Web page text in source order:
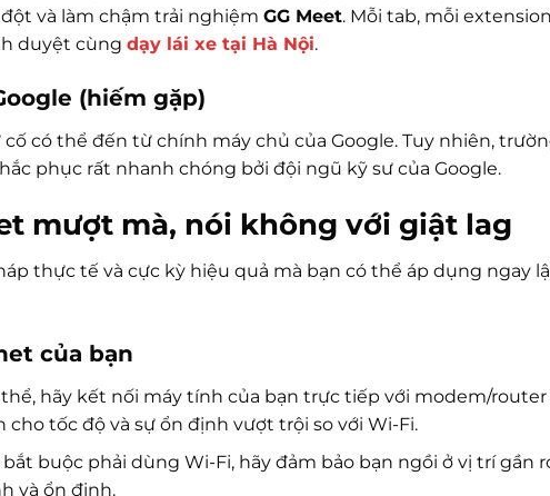
và làm chậm trải nghiệm GG Meet. Mỗi tab, mỗi
duyệt cùng dạy lái xe tại Hà Nội.
(hiếm gặp)
có thể đến từ chính máy chủ của Google. Tuy nhiên,
phục rất nhanh chóng bởi đội ngũ kỹ sư của Google.
mượt mà, nói không với giật lag
thực tế và cực kỳ hiệu quả mà bạn có thể áp dụng ngay
của bạn
hãy kết nối máy tính của bạn trực tiếp với modem/router
cho tốc độ và sự ổn định vượt trội so với Wi-Fi.
buộc phải dùng Wi-Fi, hãy đảm bảo bạn ngồi ở vị trí gần
và ổn định.